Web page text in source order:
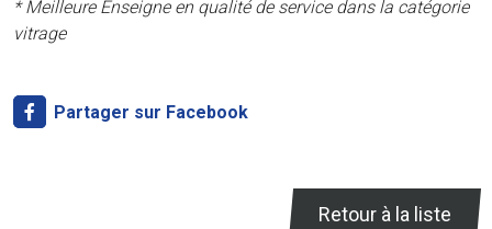
* Meilleure Enseigne en qualité de service dans la catégorie
vitrage
Partager sur Facebook
Retour à la liste